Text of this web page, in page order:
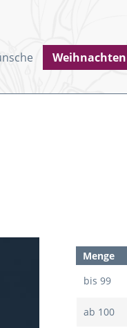
Weihnachten
Menge
bis99
ab 100